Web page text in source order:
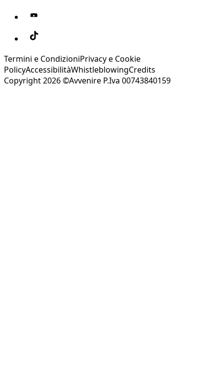
Termini e CondizioniPrivacy e Cookie
PolicyAccessibilitàWhistleblowingCredits
Copyright 2026 ©Avvenire P.Iva 00743840159